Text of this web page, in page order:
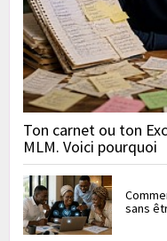
Ton carnet ou ton
MLM. Voici pourquoi
sans